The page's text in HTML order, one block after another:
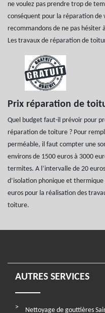
ne voulez pas prendre trop de
conséquent pour la réparation
recommandons de ne pas
Les travaux de réparation de
Prix réparation de
Quel budget faut-il prévoir pour
réparation de toiture ? Pour
perméable, il faut compter une
environs de 1500 euros à 3000
termites. A l’intervalle de 20
d’isolation phonique et
euros pour la réalisation des
toiture.
AUTRES SERVICES
Nettoyage de gouttières